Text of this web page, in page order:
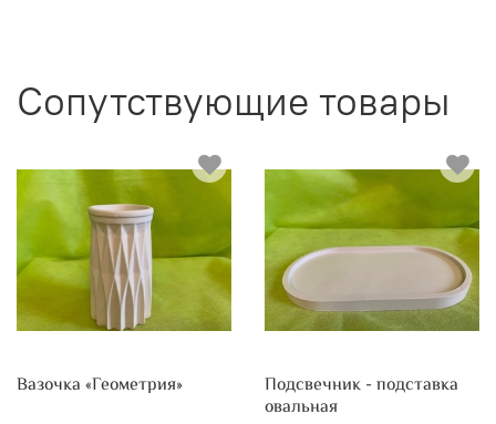
Сопутствующие товары
Вазочка «Геометрия»
Подсвечник - подставка
овальная